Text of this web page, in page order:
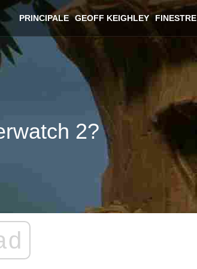
PRINCIPALE GEOFF KEIGHLEY FINESTRE
2?